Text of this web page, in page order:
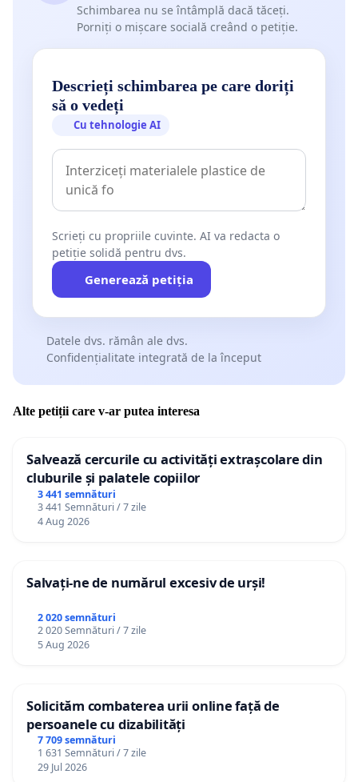
Schimbarea nu se întâmplă dacă tăceți.
Porniți o mișcare socială creând o petiție.
Descrieți schimbarea pe care doriți
să o vedeți
Cu tehnologie AI
Scrieți cu propriile cuvinte. AI va redacta o
petiție solidă pentru dvs.
Generează petiția
Datele dvs. rămân ale dvs.
Confidențialitate integrată de la început
Alte petiții care v-ar putea interesa
Salvează cercurile cu activități extrașcolare din
cluburile și palatele copiilor
3 441 semnături
3 441 Semnături / 7 zile
4 Aug 2026
Salvați-ne de numărul excesiv de urși!
2 020 semnături
2 020 Semnături / 7 zile
5 Aug 2026
Solicităm combaterea urii online față de
persoanele cu dizabilități
7 709 semnături
1 631 Semnături / 7 zile
29 Jul 2026